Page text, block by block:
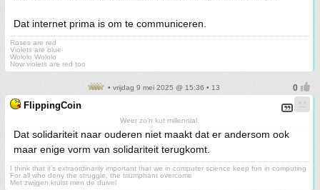
Dat internet prima is om te communiceren.
Roses are red
Violets are blue
Wololo Wololo
Now violets are red too
• vrijdag 9 mei 2025 @ 15:36 • 13
FlippingCoin
Weer zo'n kut millennial.
Dat solidariteit naar ouderen niet maakt dat er andersom ook
maar enige vorm van solidariteit terugkomt.
I think that it’s extraordinarily important that we in computer science keep fun in computing
For all who deny the struggle, the triumphant overcome
Met zwijgen kruist men de duivel